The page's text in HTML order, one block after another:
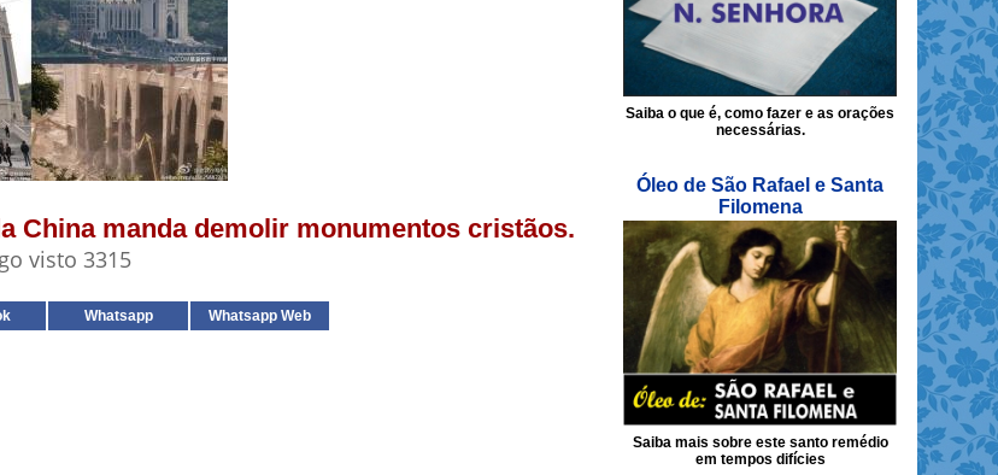
China manda demolir monumentos cristãos.
visto 3315
Whatsapp Whatsapp Web
Saiba o que é, como fazer e as orações
necessárias.
Óleo de São Rafael e Santa
Filomena
Saiba mais sobre este santo remédio
em tempos difícies